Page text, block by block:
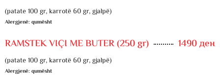
(patate 100 gr, karrotë 60 gr, gjalpë)
Alergjenë: qumësht
RAMSTEK VIÇI ME BUTER (250 gr) 1490 ден
(patate 100 gr, karrotë 60 gr, gjalpë)
Alergjenë: qumësht